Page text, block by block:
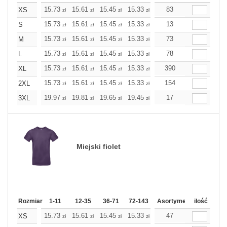
XS 15.73 zł 15.61 zł 15.45 zł 15.33 zł 15.21
83
S
15.73 zł 15.61 zł 15.45 zł 15.33 zł 15.21
13
M
15.73 zł 15.61 zł 15.45 zł 15.33 zł 15.21
73
L
15.73 zł 15.61 zł 15.45 zł 15.33 zł 15.21
78
XL
15.73 zł 15.61 zł 15.45 zł 15.33 zł 15.21zł
390
2XL
15.73 zł 15.61 zł 15.45 zł 15.33 zł 15.21zł
154
3XL
19.97 zł 19.81 zł 19.65 zł 19.45 zł 19.28
17
Miejski fiolet
Rozmiar 1-11 12-35 36-71 72-143 144-287 288 Dodaj
Asortyment ilość
XS 15.73 zł 15.61 zł 15.45 zł 15.33 zł 15.21
47